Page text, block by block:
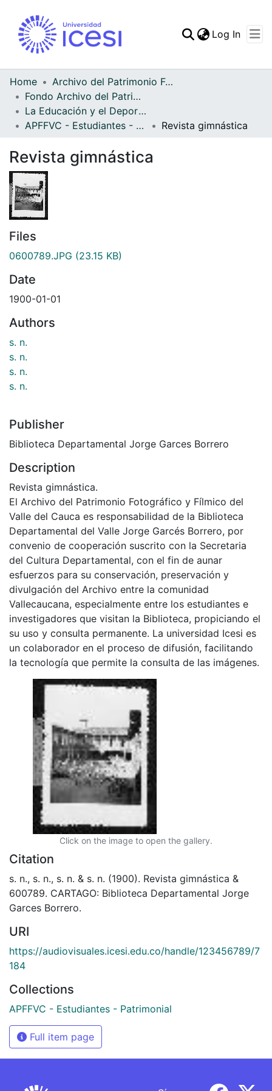
Log In
Home
Archivo del Patrimonio Fotográfico y Fílmico del Valle del Cauca
Fondo Archivo del Patrimonio Fotográfico y Fílmico del Valle del Cauca
La Educación y el Deporte
APFFVC - Estudiantes - Patrimonial
Revista gimnástica
Revista gimnástica
Files
0600789.JPG (23.15 KB)
Date
1900-01-01
Authors
s. n.
s. n.
s. n.
s. n.
Publisher
Biblioteca Departamental Jorge Garces Borrero
Description
Revista gimnástica.
El Archivo del Patrimonio Fotográfico y Fílmico del
Valle del Cauca es responsabilidad de la Biblioteca
Departamental del Valle Jorge Garcés Borrero, por
convenio de cooperación suscrito con la Secretaria
del Cultura Departamental, con el fin de aunar
esfuerzos para su conservación, preservación y
divulgación del Archivo entre la comunidad
Vallecaucana, especialmente entre los estudiantes e
investigadores que visitan la Biblioteca, propiciando el
su uso y consulta permanente. La universidad Icesi es
un colaborador en el proceso de difusión, facilitando
la tecnología que permite la consulta de las imágenes.
Click on the image to open the gallery.
Citation
s. n., s. n., s. n. & s. n. (1900). Revista gimnástica &
600789. CARTAGO: Biblioteca Departamental Jorge
Garces Borrero.
URI
https://audiovisuales.icesi.edu.co/handle/123456789/7
184
Collections
APFFVC - Estudiantes - Patrimonial
Full item page